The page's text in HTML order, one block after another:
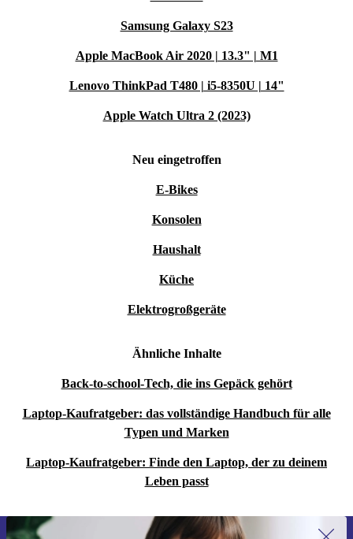
Samsung Galaxy S23
Apple MacBook Air 2020 | 13.3" | M1
Lenovo ThinkPad T480 | i5-8350U | 14"
Apple Watch Ultra 2 (2023)
Neu eingetroffen
E-Bikes
Konsolen
Haushalt
Küche
Elektrogroßgeräte
Ähnliche Inhalte
Back-to-school-Tech, die ins Gepäck gehört
Laptop-Kaufratgeber: das vollständige Handbuch für alle
Typen und Marken
Laptop-Kaufratgeber: Finde den Laptop, der zu deinem
Leben passt